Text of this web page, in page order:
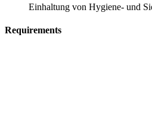
Einhaltung von Hygiene- und
Requirements